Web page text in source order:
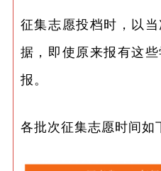
征集志愿投档时，以
据，即使原来报有这
报。
各批次征集志愿时间如